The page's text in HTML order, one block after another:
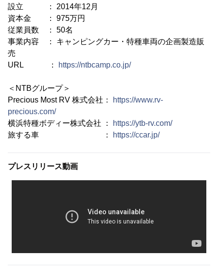
設立 ： 2014年12月
資本金 ： 975万円
従業員数 ： 50名
事業内容 ： キャンピングカー・特種車両の企画製造販
売
URL ：
https://ntbcamp.co.jp/
＜NTBグループ＞
Precious Most RV 株式会社：
https://www.rv-
precious.com/
横浜特種ボディー株式会社 ：
https://ytb-rv.com/
旅する車 ：
https://ccar.jp/
プレスリリース動画